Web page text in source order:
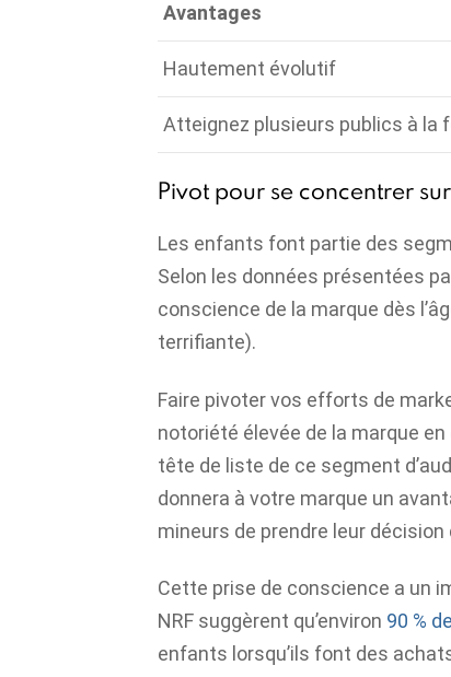
Avantages
Hautement évolutif
Atteignez plusieurs publics à la
Pivot pour se concentrer
Les enfants font partie des
Selon les données présentées
conscience de la marque dès
terrifiante).
Faire pivoter vos efforts de
notoriété élevée de la marque
tête de liste de ce segment
donnera à votre marque un
mineurs de prendre leur
Cette prise de conscience a un
NRF suggèrent qu’environ 90 %
enfants lorsqu’ils font des